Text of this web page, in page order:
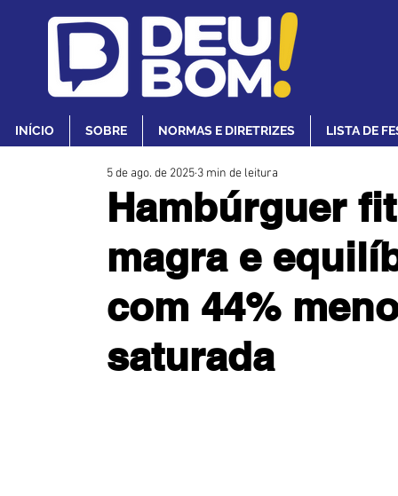
INÍCIO SOBRE NORMAS E DIRETRIZES LISTA DE
Hambúrguer
magra e
com 44%
saturada
5 de ago. de 2025 3 min de leitura